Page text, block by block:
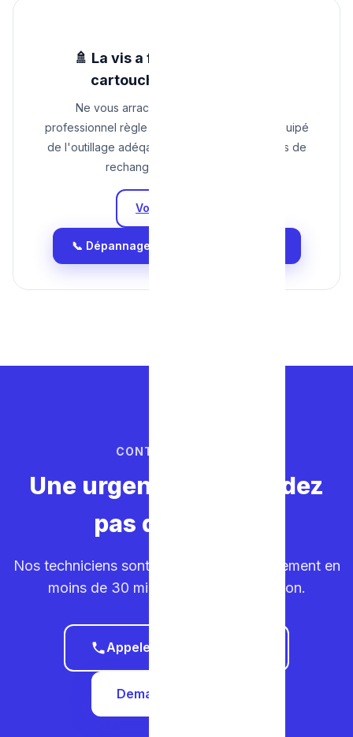
🚿 La vis a foiré ou la nouvelle
cartouche fuit toujours ?
Ne vous arrachez pas les cheveux. Un
professionnel règle l'affaire en 30 minutes, équipé
de l'outillage adéqaut et d'un stock de pièces de
rechange de toute marque.
Voir nos Tarifs
📞 Dépannage rapide : 0465 68 51 58
CONTACTEZ-NOUS
Une urgence ? Ne perdez
pas de temps.
Nos techniciens sont sur la route. Déplacement en
moins de 30 minutes dans votre région.
Appeler le 0465 68 51 58
Demander un devis